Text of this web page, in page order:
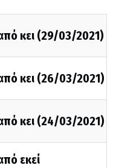
κει (29/03/2021)
κει (26/03/2021)
κει (24/03/2021)
εκεί